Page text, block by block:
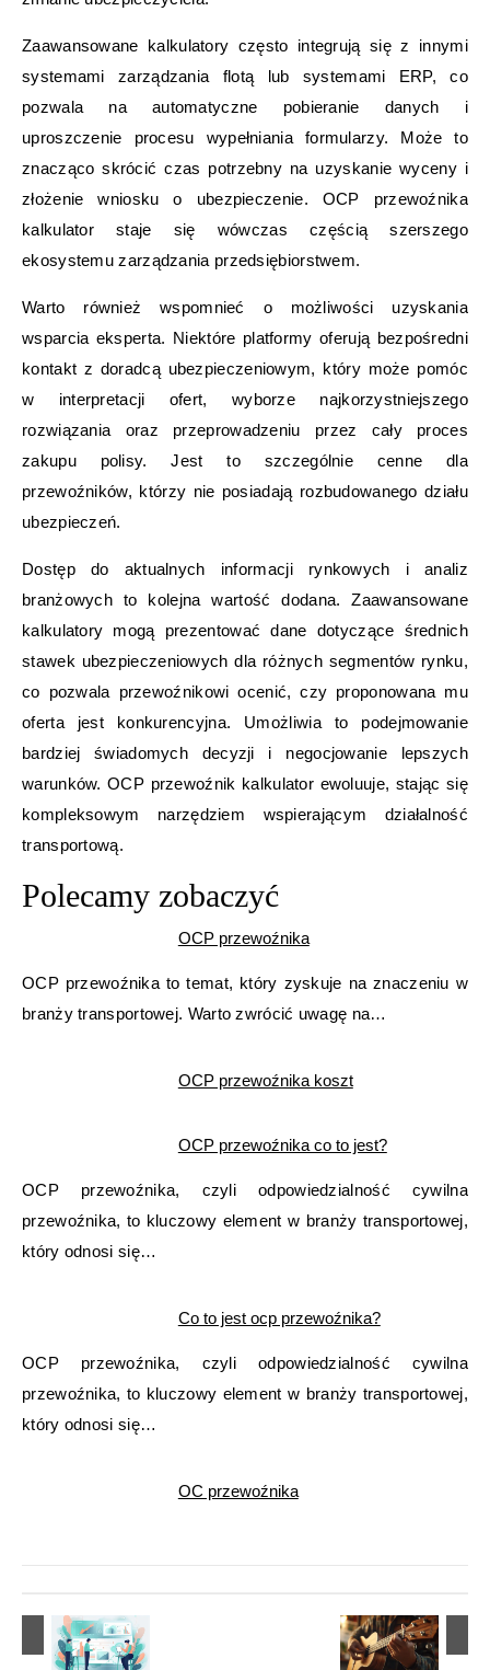
Zaawansowane kalkulatory często integrują się z innymi
systemami zarządzania flotą lub systemami ERP, co
pozwala na automatyczne pobieranie danych i
uproszczenie procesu wypełniania formularzy. Może to
znacząco skrócić czas potrzebny na uzyskanie wyceny i
złożenie wniosku o ubezpieczenie. OCP przewoźnika
kalkulator staje się wówczas częścią szerszego
ekosystemu zarządzania przedsiębiorstwem.
Warto również wspomnieć o możliwości uzyskania
wsparcia eksperta. Niektóre platformy oferują bezpośredni
kontakt z doradcą ubezpieczeniowym, który może pomóc
w interpretacji ofert, wyborze najkorzystniejszego
rozwiązania oraz przeprowadzeniu przez cały proces
zakupu polisy. Jest to szczególnie cenne dla
przewoźników, którzy nie posiadają rozbudowanego działu
ubezpieczeń.
Dostęp do aktualnych informacji rynkowych i analiz
branżowych to kolejna wartość dodana. Zaawansowane
kalkulatory mogą prezentować dane dotyczące średnich
stawek ubezpieczeniowych dla różnych segmentów rynku,
co pozwala przewoźnikowi ocenić, czy proponowana mu
oferta jest konkurencyjna. Umożliwia to podejmowanie
bardziej świadomych decyzji i negocjowanie lepszych
warunków. OCP przewoźnik kalkulator ewoluuje, stając się
kompleksowym narzędziem wspierającym działalność
transportową.
Polecamy zobaczyć
OCP przewoźnika
OCP przewoźnika to temat, który zyskuje na znaczeniu w
branży transportowej. Warto zwrócić uwagę na…
OCP przewoźnika koszt
OCP przewoźnika co to jest?
OCP przewoźnika, czyli odpowiedzialność cywilna
przewoźnika, to kluczowy element w branży transportowej,
który odnosi się…
Co to jest ocp przewoźnika?
OCP przewoźnika, czyli odpowiedzialność cywilna
przewoźnika, to kluczowy element w branży transportowej,
który odnosi się…
OC przewoźnika